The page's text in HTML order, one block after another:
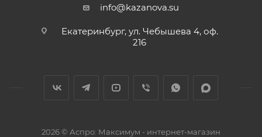
info@kazanova.su
Екатеринбург, ул. Чебышева 4, оф.
216
2026 © Аспро: Максимум - интернет-магазин